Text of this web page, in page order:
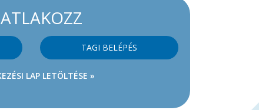
TAGI BELÉPÉS
LAP LETÖLTÉSE »